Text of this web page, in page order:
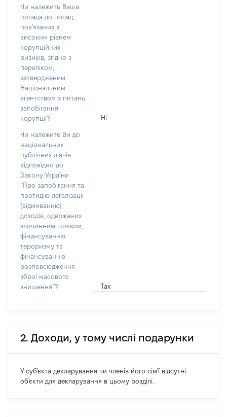
Чи належить Ваша
посада до посад,
пов'язаних з
високим рівнем
корупційних
ризиків, згідно з
переліком,
затвердженим
Національним
агентством з питань
запобігання
корупції?
Ні
Чи належите Ви до
національних
публічних діячів
відповідно до
Закону України
“Про запобігання та
протидію легалізації
(відмиванню)
доходів, одержаних
злочинним шляхом,
фінансуванню
тероризму та
фінансуванню
розповсюдження
зброї масового
знищення”?
Так
2. Доходи, у тому числі подарунки
У суб'єкта декларування чи членів його сім'ї відсутні
об'єкти для декларування в цьому розділі.